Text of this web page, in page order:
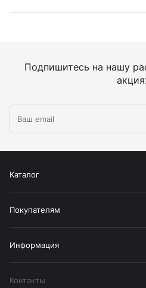
Подпишитесь на нашу
Каталог
Покупателям
Информация
Контакты